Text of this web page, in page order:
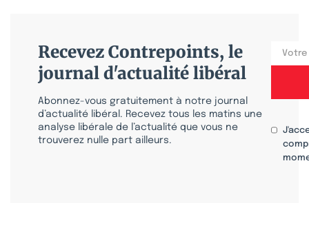
Recevez Contrepoints, le
journal d'actualité libéral
Abonnez-vous gratuitement à notre journal
d’actualité libéral. Recevez tous les matins une
analyse libérale de l’actualité que vous ne
trouverez nulle part ailleurs.